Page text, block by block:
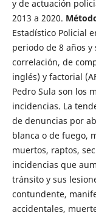
y de actuación
2013 a 2020.
Estadístico Policial
periodo de 8 años
correlación, de
inglés) y factorial
Pedro Sula son los
incidencias. La
de denuncias por
blanca o de fuego,
muertos, raptos,
incidencias que
tránsito y sus
contundente,
accidentales,